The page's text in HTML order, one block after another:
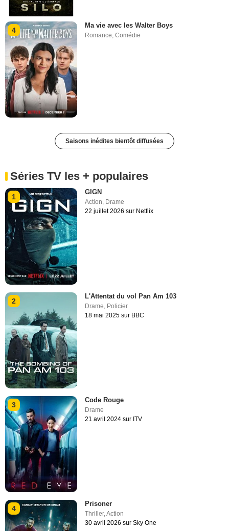
4
Ma vie avec les Walter Boys
Romance,Comédie
Saisons inédites bientôt diffusées
Séries TV les + populaires
1
GIGN
Action, Drame
22 juillet 2026 sur Netflix
2
L'Attentat du vol Pan Am 103
Drame Policier
18 mai 2025 sur BBC
3
Code Rouge
Drame
21 avril 2024 sur ITV
4
Prisoner
Thriller,Action
30 avril 2026 sur Sky One